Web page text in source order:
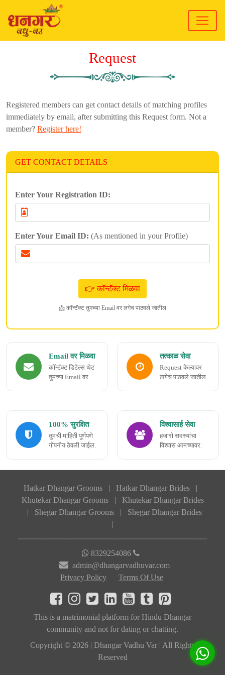
Request
Registered members can get contact details of matching profiles
immediately by email, after submitting this Request form. Not a
member? Register here!
GET CONTACT DETAILS
Enter Your Registration ID:
Enter Your Email ID: (As mentioned in your Profile)
📩 कॉन्टॅक्ट तुमच्या Email वर लगेच पाठवले जातील
Email वर मिळवा
कॉन्टॅक्ट डिटेल्स थेट
तुमच्या Email वर.
तत्काळ सेवा
Request केल्यावर
लगेच पाठवले जातील.
100% सुरक्षित
तुमची माहिती पूर्णपणे
गोपनीय ठेवली जाईल.
विश्वासार्ह सेवा
हजारो सदस्यांचा
विश्वास आमच्यावर.
Hatkar Dhangar Grooms | Hatkar Dhangar Brides
|
Khutekar Dhangar Grooms
|
Khutekar Dhangar Brides
|
Shegar Dhangar Grooms |
Shegar Dhangar Brides
|
8329254086
admin@dhangarvadhuvar.com
Privacy Policy
Terms Of Use
This is a matrimonial platform for Hindu Dhangar
community and not for dating or chatting.
Copyright © 2026 | Dhangar Vadhu Var | All Rights
Reserved